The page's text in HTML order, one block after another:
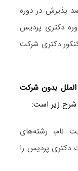
پذیرش در دوره
دکتری پردیس
کنکور دکتری شرکت
بدون شرکت
زیر است:
نام، رشته‌های
دکتری پردیس را